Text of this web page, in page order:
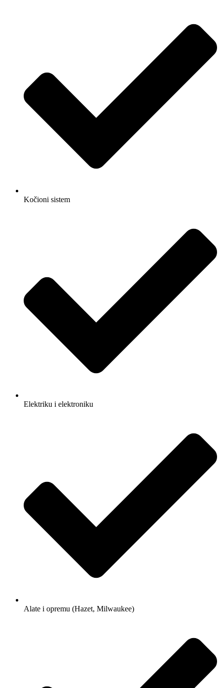
Kočioni sistem
Elektriku i elektroniku
Alate i opremu (Hazet, Milwaukee)